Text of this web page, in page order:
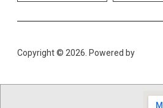
Copyright © 2026. Powered by